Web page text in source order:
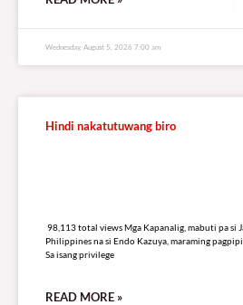
Wednesday, August 5, 2026 7:00 am
Hindi nakatutuwang biro
98,113 total views Mga Kapanalig, mabuti pa si
Philippines na si Endo Kazuya, maraming
Sa isang privilege
READ MORE »